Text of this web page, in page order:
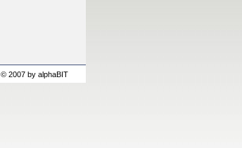
© 2007 by alphaBIT